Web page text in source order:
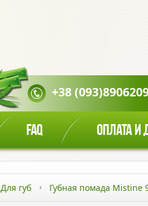
+38
FAQ ОПЛАТА И
Для губ Губная помада Mistine